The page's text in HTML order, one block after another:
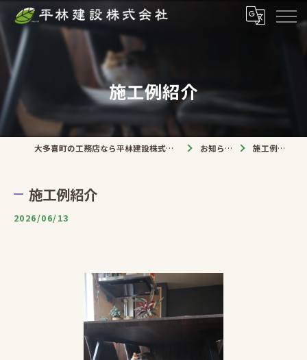
施工例紹介
大多喜町の工務店なら平林建設株式会社 お知らせ 施工例紹介
施工例紹介
2026/06/13